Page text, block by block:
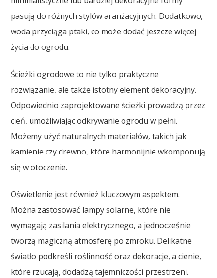
pasują do różnych stylów aranżacyjnych. Dodatkowo,
woda przyciąga ptaki, co może dodać jeszcze więcej
życia do ogrodu.
Ścieżki ogrodowe to nie tylko praktyczne
rozwiązanie, ale także istotny element dekoracyjny.
Odpowiednio zaprojektowane ścieżki prowadzą przez
cień, umożliwiając odkrywanie ogrodu w pełni.
Możemy użyć naturalnych materiałów, takich jak
kamienie czy drewno, które harmonijnie wkomponują
się w otoczenie.
Oświetlenie jest również kluczowym aspektem.
Można zastosować lampy solarne, które nie
wymagają zasilania elektrycznego, a jednocześnie
tworzą magiczną atmosferę po zmroku. Delikatne
światło podkreśli roślinność oraz dekoracje, a cienie,
które rzucają, dodadzą tajemniczości przestrzeni.